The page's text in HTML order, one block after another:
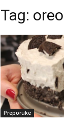
Tag: oreo
Preporuke